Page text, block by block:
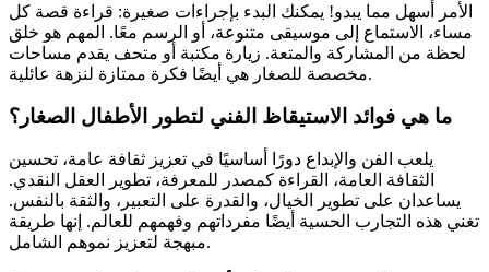
الأمر أسهل مما يبدو! يمكنك البدء بإجراءات صغيرة: قراءة قصة كل
مساء، الاستماع إلى موسيقى متنوعة، أو الرسم معًا. المهم هو خلق
لحظة من المشاركة والمتعة. زيارة مكتبة أو متحف يقدم مساحات
مخصصة للصغار هي أيضًا فكرة ممتازة لنزهة عائلية.
ما هي فوائد الاستيقاظ الفني لتطور الأطفال الصغار؟
يلعب الفن والإبداع دورًا أساسيًا في تعزيز ثقافة عامة، تحسين
الثقافة العامة، القراءة كمصدر للمعرفة، تطوير العقل النقدي.
يساعدان على تطوير الخيال، والقدرة على التعبير، والثقة بالنفس.
تغني هذه التجارب الحسية أيضًا مفرداتهم وفهمهم للعالم. إنها طريقة
مبهجة لتعزيز نموهم الشامل.